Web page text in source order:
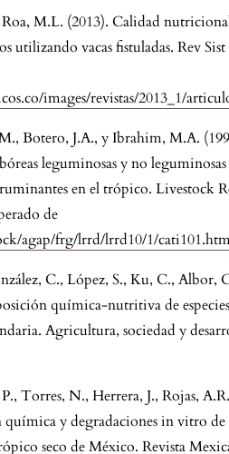
M.L. (2013). Calidad
utilizando vacas fistuladas. Rev
images/revistas/2013_1/
Botero, J.A., y Ibrahim, M.A.
leguminosas y no
en el trópico. Livestock
de
agap/frg/lrrd/lrrd10/1/
C., López, S., Ku, C., Albor,
química-nutritiva de
Agricultura, sociedad y
Torres, N., Herrera, J., Rojas,
y degradaciones in vitro de
seco de México. Revista